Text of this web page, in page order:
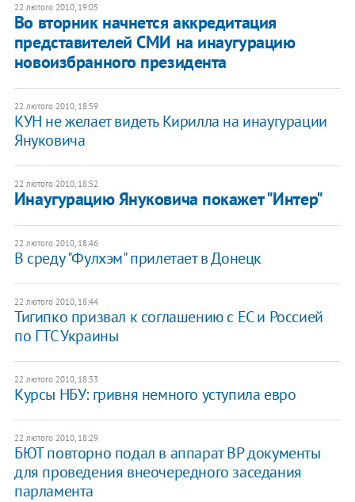
22 лютого 2010, 19:05
Во вторник начнется аккредитация
представителей СМИ на инаугурацию
новоизбранного президента
22 лютого 2010, 18:59
КУН не желает видеть Кирилла на инаугурации
Януковича
22 лютого 2010, 18:52
Инаугурацию Януковича покажет "Интер"
22 лютого 2010, 18:46
В среду "Фулхэм" прилетает в Донецк
22 лютого 2010, 18:44
Тигипко призвал к соглашению с ЕС и Россией
по ГТС Украины
22 лютого 2010, 18:33
Курсы НБУ: гривня немного уступила евро
22 лютого 2010, 18:29
БЮТ повторно подал в аппарат ВР документы
для проведения внеочередного заседания
парламента